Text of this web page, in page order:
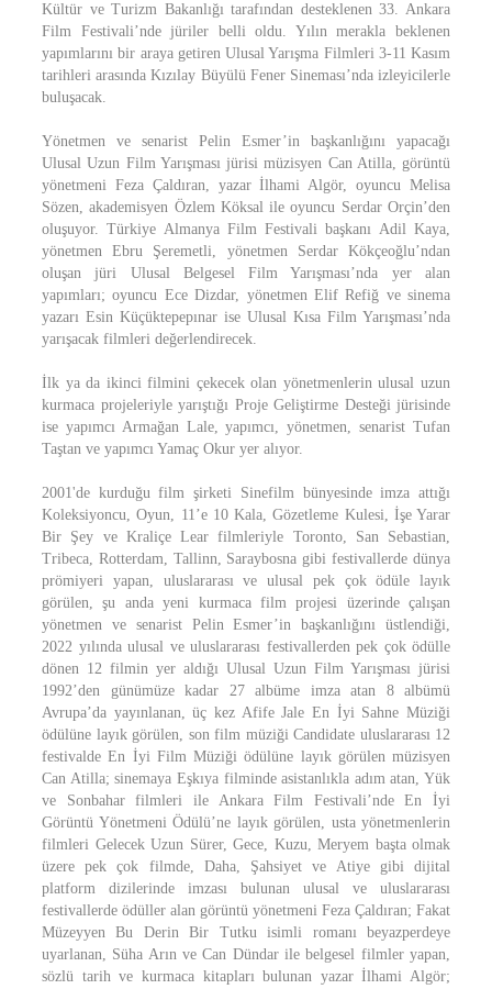
Kültür ve Turizm Bakanlığı tarafından desteklenen 33. Ankara
Film Festivali’nde jüriler belli oldu. Yılın merakla beklenen
yapımlarını bir araya getiren Ulusal Yarışma Filmleri 3-11 Kasım
tarihleri arasında Kızılay Büyülü Fener Sineması’nda izleyicilerle
buluşacak.
Yönetmen ve senarist Pelin Esmer’in başkanlığını yapacağı
Ulusal Uzun Film Yarışması jürisi müzisyen Can Atilla, görüntü
yönetmeni Feza Çaldıran, yazar İlhami Algör, oyuncu Melisa
Sözen, akademisyen Özlem Köksal ile oyuncu Serdar Orçin’den
oluşuyor. Türkiye Almanya Film Festivali başkanı Adil Kaya,
yönetmen Ebru Şeremetli, yönetmen Serdar Kökçeoğlu’ndan
oluşan jüri Ulusal Belgesel Film Yarışması’nda yer alan
yapımları; oyuncu Ece Dizdar, yönetmen Elif Refiğ ve sinema
yazarı Esin Küçüktepepınar ise Ulusal Kısa Film Yarışması’nda
yarışacak filmleri değerlendirecek.
İlk ya da ikinci filmini çekecek olan yönetmenlerin ulusal uzun
kurmaca projeleriyle yarıştığı Proje Geliştirme Desteği jürisinde
ise yapımcı Armağan Lale, yapımcı, yönetmen, senarist Tufan
Taştan ve yapımcı Yamaç Okur yer alıyor.
2001'de kurduğu film şirketi Sinefilm bünyesinde imza attığı
Koleksiyoncu, Oyun, 11’e 10 Kala, Gözetleme Kulesi, İşe Yarar
Bir Şey ve Kraliçe Lear filmleriyle Toronto, San Sebastian,
Tribeca, Rotterdam, Tallinn, Saraybosna gibi festivallerde dünya
prömiyeri yapan, uluslararası ve ulusal pek çok ödüle layık
görülen, şu anda yeni kurmaca film projesi üzerinde çalışan
yönetmen ve senarist Pelin Esmer’in başkanlığını üstlendiği,
2022 yılında ulusal ve uluslararası festivallerden pek çok ödülle
dönen 12 filmin yer aldığı Ulusal Uzun Film Yarışması jürisi
1992’den günümüze kadar 27 albüme imza atan 8 albümü
Avrupa’da yayınlanan, üç kez Afife Jale En İyi Sahne Müziği
ödülüne layık görülen, son film müziği Candidate uluslararası 12
festivalde En İyi Film Müziği ödülüne layık görülen müzisyen
Can Atilla; sinemaya Eşkıya filminde asistanlıkla adım atan, Yük
ve Sonbahar filmleri ile Ankara Film Festivali’nde En İyi
Görüntü Yönetmeni Ödülü’ne layık görülen, usta yönetmenlerin
filmleri Gelecek Uzun Sürer, Gece, Kuzu, Meryem başta olmak
üzere pek çok filmde, Daha, Şahsiyet ve Atiye gibi dijital
platform dizilerinde imzası bulunan ulusal ve uluslararası
festivallerde ödüller alan görüntü yönetmeni Feza Çaldıran; Fakat
Müzeyyen Bu Derin Bir Tutku isimli romanı beyazperdeye
uyarlanan, Süha Arın ve Can Dündar ile belgesel filmler yapan,
sözlü tarih ve kurmaca kitapları bulunan yazar İlhami Algör;